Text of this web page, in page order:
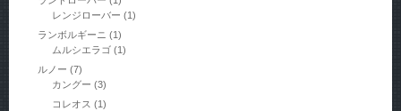
レンジローバー (1)
ランボルギーニ (1)
ムルシエラゴ (1)
ルノー (7)
カングー (3)
コレオス (1)